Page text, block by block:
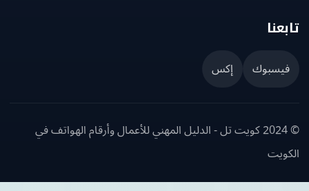
إكس
© 2024 كويت تل - الدليل المهني للأعمال وأرقام الهواتف في